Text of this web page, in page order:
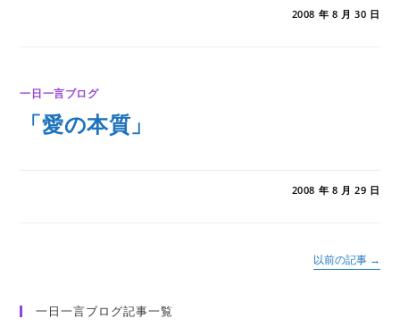
2008 年 8 月 30 日
一日一言ブログ
「愛の本質」
2008 年 8 月 29 日
以前の記事 →
一日一言ブログ記事一覧